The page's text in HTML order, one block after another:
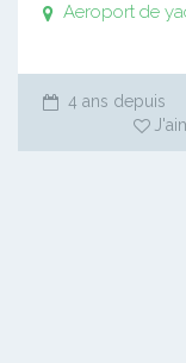
Aeroport de
4 ans depuis